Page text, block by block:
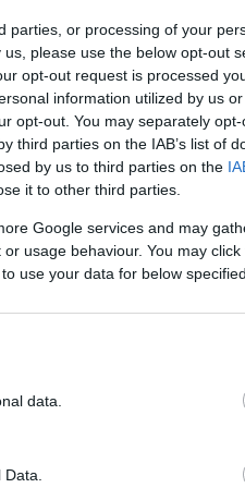
parties, or processing of your
please use the below opt-out
opt-out request is processed
information utilized by us
opt-out. You may separately
third parties on the IAB’s list of
by us to third parties on the
it to other third parties.
Google services and may
usage behaviour. You may
use your data for below
data.
a budapesti
nyitja meg A
- mondta el
elnöke.
kapcsolódóan
George Orwell
animációs filmet,
A
A
A